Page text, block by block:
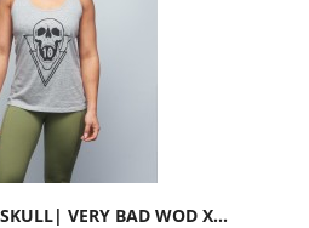
VERY BAD WOD X...